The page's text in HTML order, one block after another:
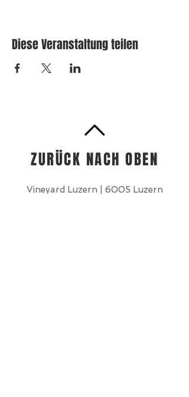
Diese Veranstaltung teilen
ZURÜCK NACH OBEN
Vineyard Luzern | 6005 Luzern